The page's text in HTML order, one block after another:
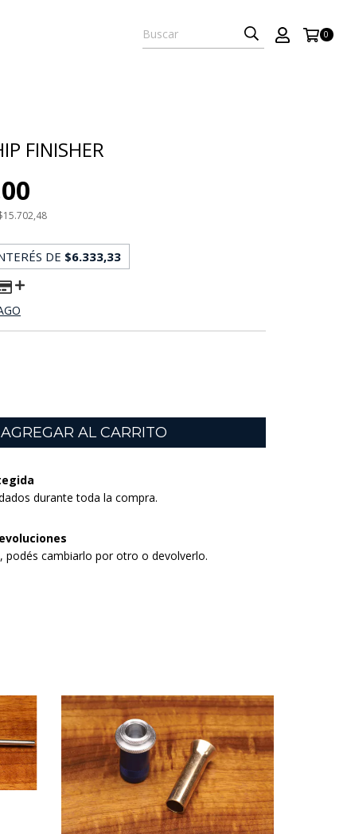
0
FINISHER
DE $6.333,33
durante toda la compra.
podés cambiarlo por otro o devolverlo.